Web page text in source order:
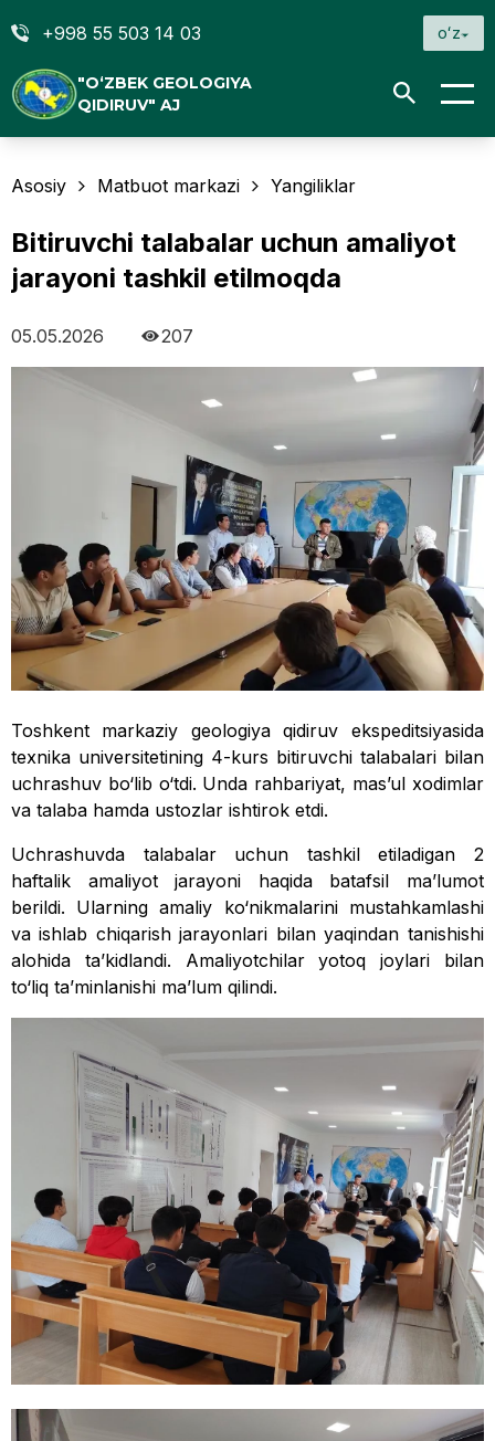
+998 55 503 14 03 oʻz
"O‘ZBEK GEOLOGIYA
QIDIRUV" AJ
Asosiy Matbuot markazi Yangiliklar
Bitiruvchi talabalar uchun amaliyot
jarayoni tashkil etilmoqda
05.05.2026 207
Toshkent markaziy geologiya qidiruv ekspeditsiyasida
texnika universitetining 4-kurs bitiruvchi talabalari bilan
uchrashuv bo‘lib o‘tdi. Unda rahbariyat, mas’ul xodimlar
va talaba hamda ustozlar ishtirok etdi.
Uchrashuvda talabalar uchun tashkil etiladigan 2
haftalik amaliyot jarayoni haqida batafsil ma’lumot
berildi. Ularning amaliy ko‘nikmalarini mustahkamlashi
va ishlab chiqarish jarayonlari bilan yaqindan tanishishi
alohida ta’kidlandi. Amaliyotchilar yotoq joylari bilan
to‘liq ta’minlanishi ma’lum qilindi.